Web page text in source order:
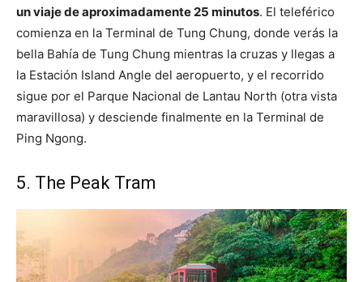
un viaje de aproximadamente 25 minutos. El teleférico
comienza en la Terminal de Tung Chung, donde verás la
bella Bahía de Tung Chung mientras la cruzas y llegas a
la Estación Island Angle del aeropuerto, y el recorrido
sigue por el Parque Nacional de Lantau North (otra vista
maravillosa) y desciende finalmente en la Terminal de
Ping Ngong.
5. The Peak Tram